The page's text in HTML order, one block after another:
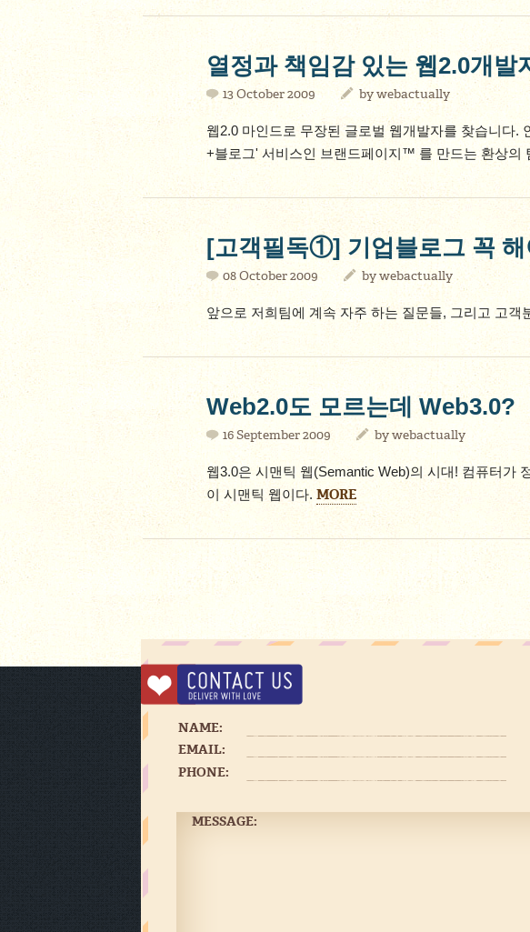
열정과 책임감 있는 웹2.0개발
13 October 2009 bywebactually
웹2.0 마인드로 무장된 글로벌 웹개발자를 찾습니다.
+블로그' 서비스인 브랜드페이지™ 를 만드는 환상의
[고객필독①] 기업블로그 꼭 해
08 October 2009 bywebactually
앞으로 저희팀에 계속 자주 하는 질문들, 그리고 고
Web2.0도 모르는데 Web3.0?
16 September 2009 bywebactually
웹3.0은 시맨틱 웹(Semantic Web)의 시대! 컴퓨터가
이 시맨틱 웹이다. MORE
NAME:
EMAIL:
PHONE:
MESSAGE: